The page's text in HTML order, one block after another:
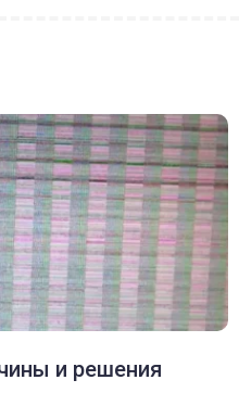
и решения